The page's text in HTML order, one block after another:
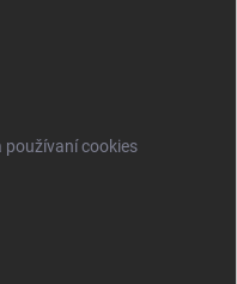
používaní cookies